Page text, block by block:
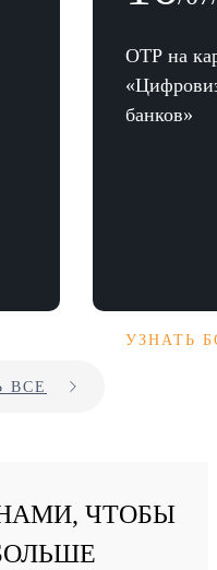
ОТР на
банков»
УЗНАТЬ
ВСЕ
ЧТОБЫ